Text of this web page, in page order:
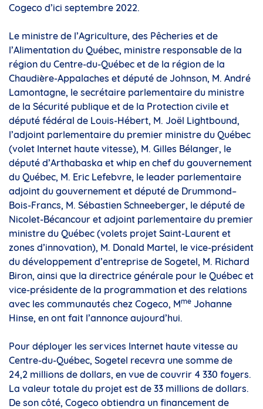
Cogeco d’ici septembre 2022.
Le ministre de l’Agriculture, des Pêcheries et de
l’Alimentation du Québec, ministre responsable de la
région du Centre-du-Québec et de la région de la
Chaudière-Appalaches et député de Johnson, M. André
Lamontagne, le secrétaire parlementaire du ministre
de la Sécurité publique et de la Protection civile et
député fédéral de Louis-Hébert, M. Joël Lightbound,
l’adjoint parlementaire du premier ministre du Québec
(volet Internet haute vitesse), M. Gilles Bélanger, le
député d’Arthabaska et whip en chef du gouvernement
du Québec, M. Eric Lefebvre, le leader parlementaire
adjoint du gouvernement et député de Drummond–
Bois-Francs, M. Sébastien Schneeberger, le député de
Nicolet-Bécancour et adjoint parlementaire du premier
ministre du Québec (volets projet Saint-Laurent et
zones d’innovation), M. Donald Martel, le vice-président
du développement d’entreprise de Sogetel, M. Richard
Biron, ainsi que la directrice générale pour le Québec et
vice-présidente de la programmation et des relations
avec les communautés chez Cogeco, Mme Johanne
Hinse, en ont fait l’annonce aujourd’hui.
Pour déployer les services Internet haute vitesse au
Centre-du-Québec, Sogetel recevra une somme de
24,2 millions de dollars, en vue de couvrir 4 330 foyers.
La valeur totale du projet est de 33 millions de dollars.
De son côté, Cogeco obtiendra un financement de